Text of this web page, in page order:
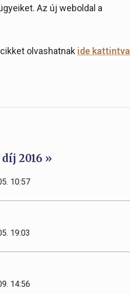
Az új weboldal a
olvashatnak ide kattintva
2016 »
10:57
19:03
14:56